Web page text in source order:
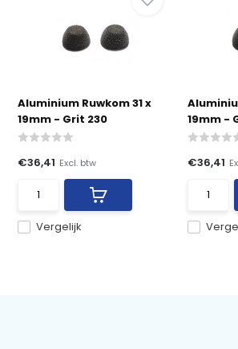
Aluminium Ruwkom 31 x
19mm - Grit 230
Vergelijk
€36,41 Excl. btw
19mm -
€36,41